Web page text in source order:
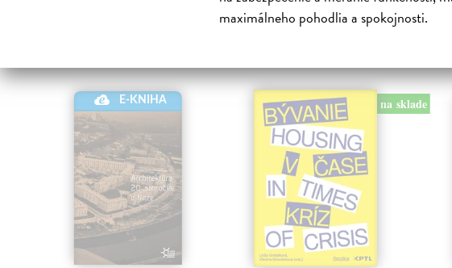
maximálneho pohodlia a spokojnosti.
E-KNIHA na sklade